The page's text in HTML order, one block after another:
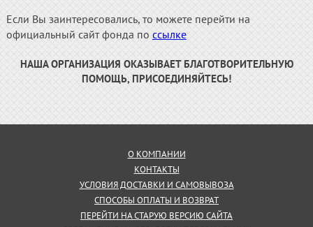
Если Вы заинтересовались, то можете перейти на
официальный сайт фонда по ссылке
НАША ОРГАНИЗАЦИЯ ОКАЗЫВАЕТ БЛАГОТВОРИТЕЛЬНУЮ
ПОМОЩЬ, ПРИСОЕДИНЯЙТЕСЬ!
О КОМПАНИИ
КОНТАКТЫ
УСЛОВИЯ ДОСТАВКИ И САМОВЫВОЗА
СПОСОБЫ ОПЛАТЫ И ВОЗВРАТ
ПЕРЕЙТИ НА СТАРУЮ ВЕРСИЮ САЙТА